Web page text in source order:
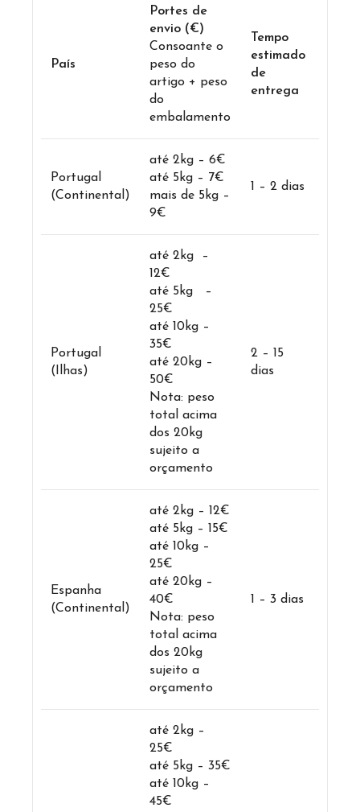
País
Portes de
envio (€)
Consoante o
peso do
artigo + peso
do
embalamento
Tempo
estimado
de
entrega
Portugal
(Continental)
até 2kg – 6€
até 5kg – 7€
mais de 5kg –
9€
1 – 2 dias
Portugal
(Ilhas)
até 2kg –
12€
até 5kg –
25€
até 10kg –
35€
até 20kg –
50€
Nota: peso
total acima
dos 20kg
sujeito a
orçamento
2 – 15
dias
Espanha
(Continental)
até 2kg – 12€
até 5kg – 15€
até 10kg –
25€
até 20kg –
40€
Nota: peso
total acima
dos 20kg
sujeito a
orçamento
1 – 3 dias
até 2kg –
25€
até 5kg – 35€
até 10kg –
45€